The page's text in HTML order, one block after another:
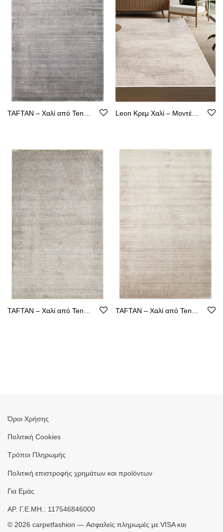
TAFTAN – Χαλί από Tencel με Καθαρή Γραμμή TAFTAN – Χαλί από Tencel με Καθαρή Γραμμή
Όροι Χρήσης
Πολιτική Cookies
Τρόποι Πληρωμής
Πολιτική επιστροφής χρημάτων και προϊόντων
Για Εμάς
ΑΡ. Γ.Ε.ΜΗ.: 117546846000
© 2026 carpetfashion — Ασφαλείς πληρωμές με VISA και